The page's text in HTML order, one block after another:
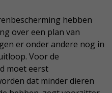
hebben
over een plan van
er onder andere nog in
Voor de
moet eerst
dat minder dieren